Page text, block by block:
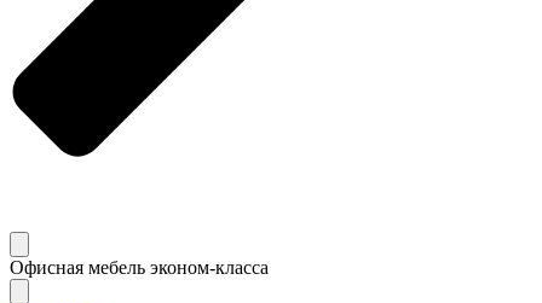
Офисная мебель эконом-класса